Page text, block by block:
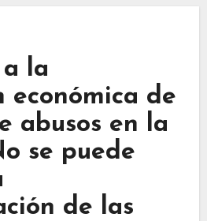
la
económica de
abusos en la
se puede
de las